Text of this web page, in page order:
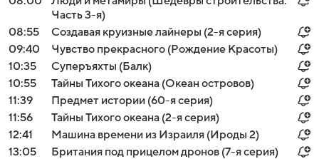
Часть 3-я)
08:55
Создавая круизные лайнеры (2-я серия)
09:40
Чувство прекрасного (Рождение Красоты)
10:35
Суперъяхты (Балк)
10:55
Тайны Тихого океана (Океан островов)
11:39
Предмет истории (60-я серия)
11:56
Тайны Тихого океана (2-я серия)
12:41
Машина времени из Израиля (Ироды 2)
13:05
Британия под прицелом дронов (7-я серия)